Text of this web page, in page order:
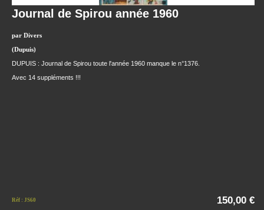
Journal de Spirou année 1960
par Divers
(Dupuis)
DUPUIS : Journal de Spirou toute l'année 1960 manque le n°1376.
Avec 14 suppléments !!!
Réf : JS60 150,00 €